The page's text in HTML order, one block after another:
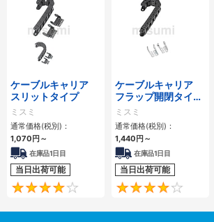
ケーブルキャリア
スリットタイプ
ミスミ
通常価格(税別)：
1,070 円 ～
在庫品1日目
当日出荷可能
4.1
ケーブルキャリア
フラップ開閉タイ
プ 本体＋取付金具
ミスミ
通常価格(税別)：
1,440 円 ～
在庫品1日目
当日出荷可能